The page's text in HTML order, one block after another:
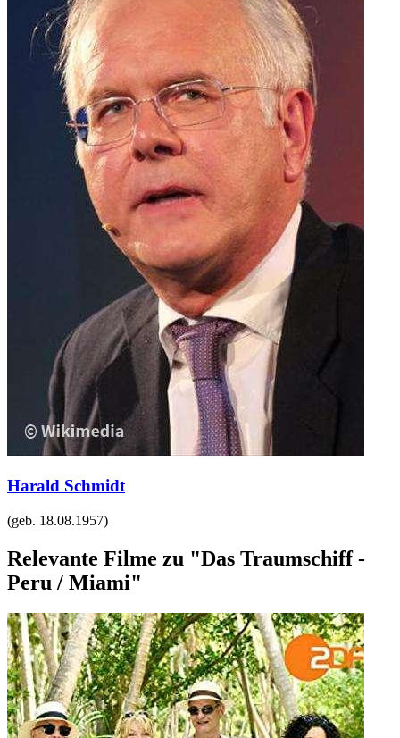
Harald Schmidt
(geb. 18.08.1957)
Relevante Filme zu "Das Traumschiff -
Peru / Miami"